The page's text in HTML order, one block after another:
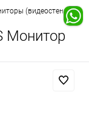
(видеостены, LED
Монитор